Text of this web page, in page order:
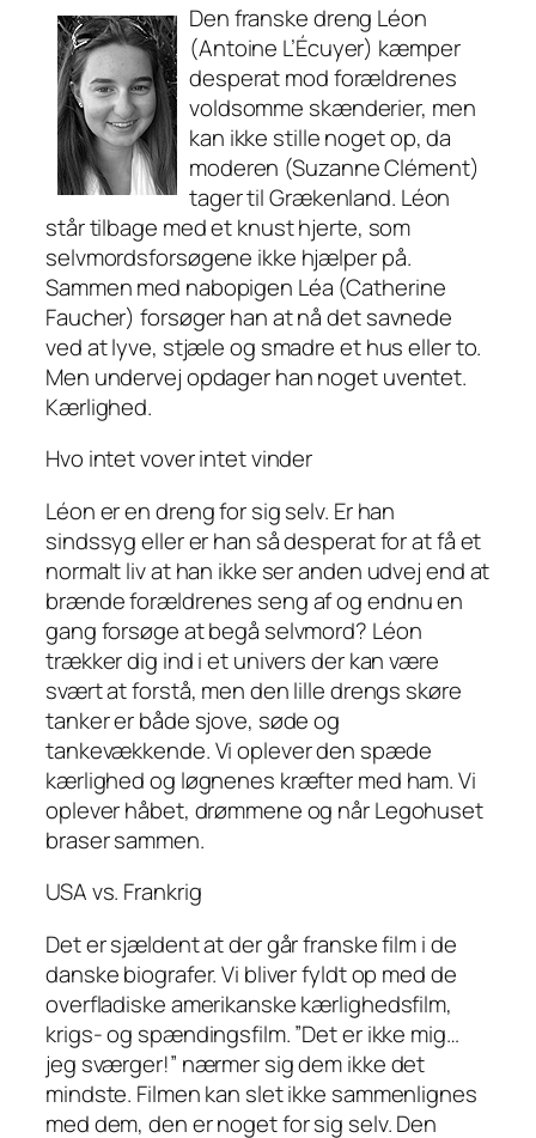
Den franske dreng Léon
(Antoine L’Écuyer) kæmper
desperat mod forældrenes
voldsomme skænderier, men
kan ikke stille noget op, da
moderen (Suzanne Clément)
tager til Grækenland. Léon
står tilbage med et knust hjerte, som
selvmordsforsøgene ikke hjælper på.
Sammen med nabopigen Léa (Catherine
Faucher) forsøger han at nå det savnede
ved at lyve, stjæle og smadre et hus eller to.
Men undervej opdager han noget uventet.
Kærlighed.
Hvo intet vover intet vinder
Léon er en dreng for sig selv. Er han
sindssyg eller er han så desperat for at få et
normalt liv at han ikke ser anden udvej end at
brænde forældrenes seng af og endnu en
gang forsøge at begå selvmord? Léon
trækker dig ind i et univers der kan være
svært at forstå, men den lille drengs skøre
tanker er både sjove, søde og
tankevækkende. Vi oplever den spæde
kærlighed og løgnenes kræfter med ham. Vi
oplever håbet, drømmene og når Legohuset
braser sammen.
USA vs. Frankrig
Det er sjældent at der går franske film i de
danske biografer. Vi bliver fyldt op med de
overfladiske amerikanske kærlighedsfilm,
krigs- og spændingsfilm. ”Det er ikke mig…
jeg sværger!” nærmer sig dem ikke det
mindste. Filmen kan slet ikke sammenlignes
med dem, den er noget for sig selv. Den